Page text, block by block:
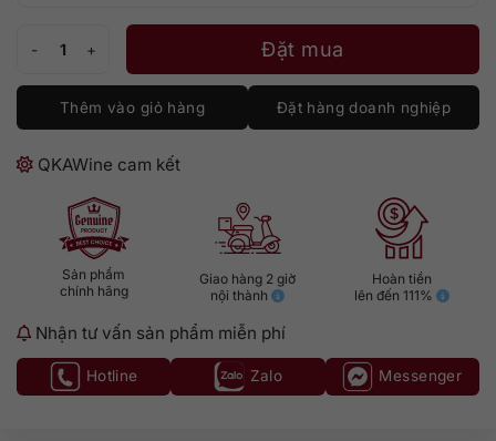
Chateau Cloud du Pin Grand Premium số lượng
Đặt mua
Thêm vào giỏ hàng Đặt hàng doanh nghiệp
QKAWine cam kết
Sản phẩm
chính hãng
Giao hàng 2 giờ
nội thành
Hoàn tiền
lên đến 111%
Nhận tư vấn sản phẩm miễn phí
Hotline Zalo Messenger